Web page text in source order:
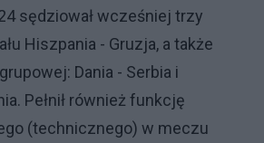
sędziował wcześniej trzy
Hiszpania - Gruzja, a także
Dania - Serbia i
Pełnił również funkcję
(technicznego) w meczu